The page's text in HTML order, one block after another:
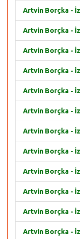
Artvin Borçka -
Artvin Borçka -
Artvin Borçka -
Artvin Borçka -
Artvin Borçka -
Artvin Borçka -
Artvin Borçka -
Artvin Borçka -
Artvin Borçka -
Artvin Borçka -
Artvin Borçka -
Artvin Borçka -